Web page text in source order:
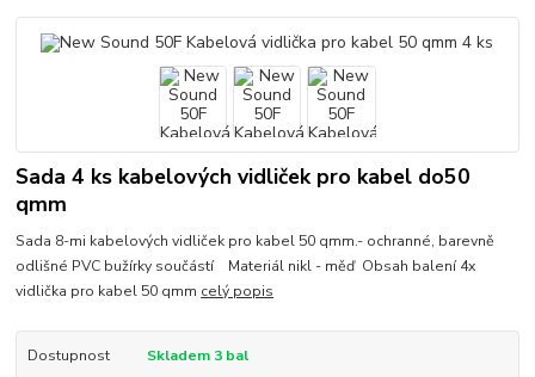
Sada 4 ks kabelových vidliček pro kabel do50
qmm
Sada 8-mi kabelových vidliček pro kabel 50 qmm.- ochranné, barevně
odlišné PVC bužírky součástí Materiál nikl - měď Obsah balení 4x
vidlička pro kabel 50 qmm celý popis
Dostupnost
Skladem 3 bal